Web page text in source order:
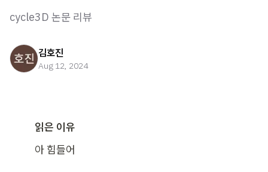
cycle3D 논문 리뷰
김호진
Aug 12, 2024
읽은 이유
아 힘들어